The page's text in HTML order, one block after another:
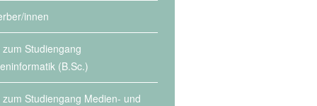
innen
zum Studiengang
(B.Sc.)
zum Studiengang Medien- und